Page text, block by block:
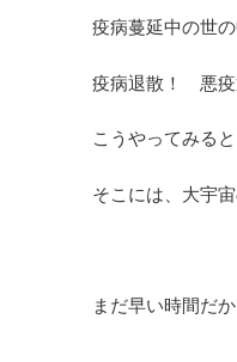
疫病蔓延中の世
疫病退散！ 悪疫
こうやってみる
そこには、大宇
まだ早い時間だ